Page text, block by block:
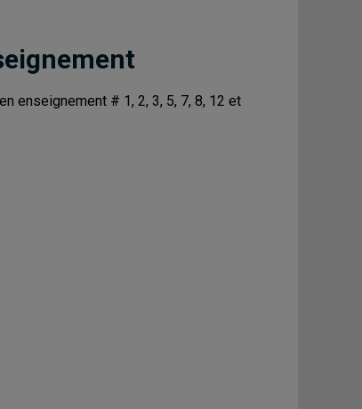
enseignement # 1, 2, 3, 5, 7, 8, 12 et